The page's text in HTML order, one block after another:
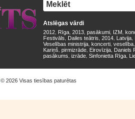
Atslēgas vārdi
2012 Rīga 2013 pasākumi IZM
Festivāls
Dailes teātris 2014 Latvija
Veselības ministrija koncerti veselība
Kariņš pirmizrāde Eirovīzija Daniels
pasākums izrāde Sinfonietta Rīga
© 2026 Visas tiesības paturētas